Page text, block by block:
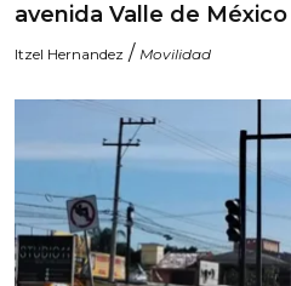
avenida Valle de
Itzel Hernandez / Movilidad